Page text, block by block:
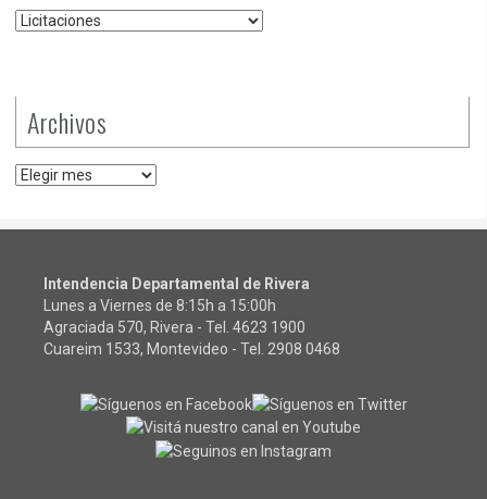
Categorías
Archivos
Archivos
Intendencia Departamental de Rivera
Lunes a Viernes de 8:15h a 15:00h
Agraciada 570, Rivera - Tel. 4623 1900
Cuareim 1533, Montevideo - Tel. 2908 0468